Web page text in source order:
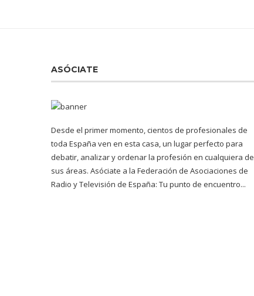
ASÓCIATE
Desde el primer momento, cientos de profesionales de
toda España ven en esta casa, un lugar perfecto para
debatir, analizar y ordenar la profesión en cualquiera de
sus áreas. Asóciate a la Federación de Asociaciones de
Radio y Televisión de España: Tu punto de encuentro...